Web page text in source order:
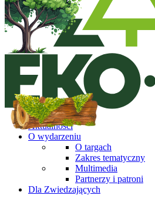
Aktualności
O wydarzeniu
O targach
Zakres tematyczny
Multimedia
Partnerzy i patroni
Dla Zwiedzających